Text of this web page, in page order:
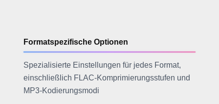
Formatspezifische Optionen
Spezialisierte Einstellungen für jedes Format,
einschließlich FLAC-Komprimierungsstufen und
MP3-Kodierungsmodi